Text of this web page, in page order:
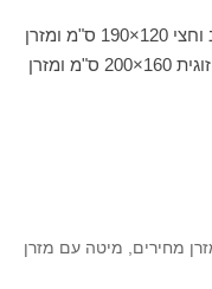
מיטה עשויה מלמין עם בסיס עץ מלא וראש מיטה, מגוון גדלים וצבעים לבחירה מיטה ברוחב וחצי 120×190 ס"מ ומזרן
מתנה מיטה ברוחב וחצי 140×190 ס"מ ומזרן מתנה מיטה זוגית 160×190 ס"מ ומזרן מתנה מיטה זוגית 160×200 ס"מ ומזרן
מחירים
מיטה עם מזרן